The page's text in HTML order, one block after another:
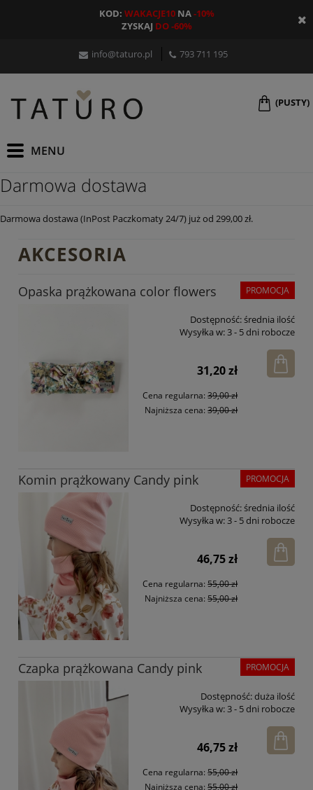
KOD: WAKACJE10 NA-10%
ZYSKAJ DO -60%
info@taturo.pl 793 711 195
(PUSTY)
Darmowa dostawa
Darmowa dostawa (InPost Paczkomaty 24/7) już od 299,00 zł.
AKCESORIA
Opaska prążkowana color flowers
Dostępność:średnia ilość
Wysyłka w:3 - 5 dni robocze
31,20 zł
Cena regularna:39,00 zł
Najniższa cena:39,00 zł
PROMOCJA
Komin prążkowany Candy pink
Dostępność:średnia ilość
Wysyłka w:3 - 5 dni robocze
46,75 zł
Cena regularna:55,00 zł
Najniższa cena:55,00 zł
PROMOCJA
Czapka prążkowana Candy pink
Dostępność:duża ilość
Wysyłka w:3 - 5 dni robocze
46,75 zł
Cena regularna:55,00 zł
Najniższa cena:55,00 zł
PROMOCJA